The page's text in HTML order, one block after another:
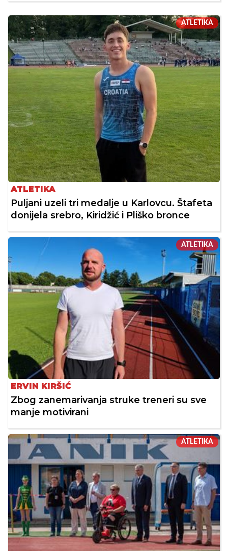
ATLETIKA
ATLETIKA
Puljani uzeli tri medalje u Karlovcu. Štafeta
donijela srebro, Kiridžić i Pliško bronce
ATLETIKA
ERVIN KIRŠIĆ
Zbog zanemarivanja struke treneri su sve
manje motivirani
ATLETIKA